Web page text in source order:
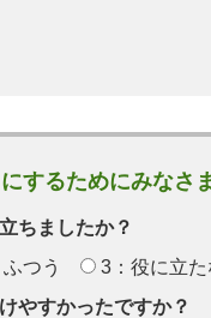
するためにみなさ
ちましたか？
つう
3：役に立た
やすかったですか？